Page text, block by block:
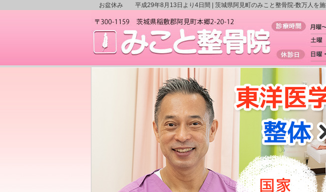
お盆休み 平成29年8月13日より4日間 | 茨城県阿見町のみこと整骨院-数万人を